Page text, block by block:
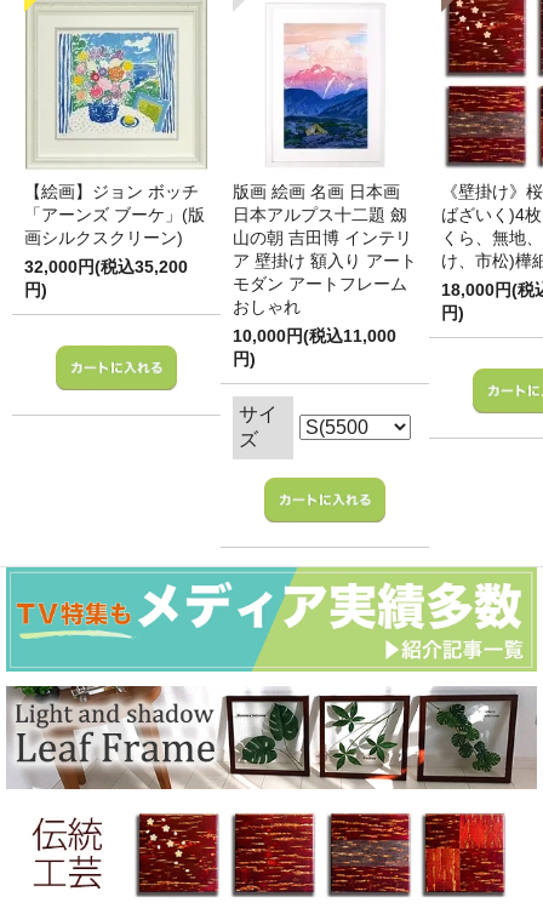
【絵画】ジョン ボッチ
「アーンズ ブーケ」(版
画シルクスクリーン)
32,000円(税込35,200
円)
版画 絵画 名画 日本画
日本アルプス十二題 劔
山の朝 吉田博 インテリ
ア 壁掛け 額入り アート
モダン アートフレーム
おしゃれ
10,000円(税込11,000
円)
サイ
ズ
《壁掛け》
ばざいく)4
くら、無地
け、市松)樺
18,000円(税
円)